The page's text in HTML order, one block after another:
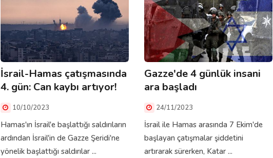
İsrail-Hamas çatışmasında
4. gün: Can kaybı artıyor!
10/10/2023
Hamas'ın İsrail'e başlattığı saldırıların
ardından İsrail'in de Gazze Şeridi'ne
yönelik başlattığı saldırılar ...
Gazze'de 4 günlük insani
ara başladı
24/11/2023
İsrail ile Hamas arasında 7 Ekim'de
başlayan çatışmalar şiddetini
artırarak sürerken, Katar ...